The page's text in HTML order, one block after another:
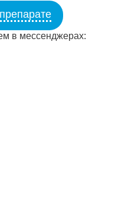
в мессенджерах: